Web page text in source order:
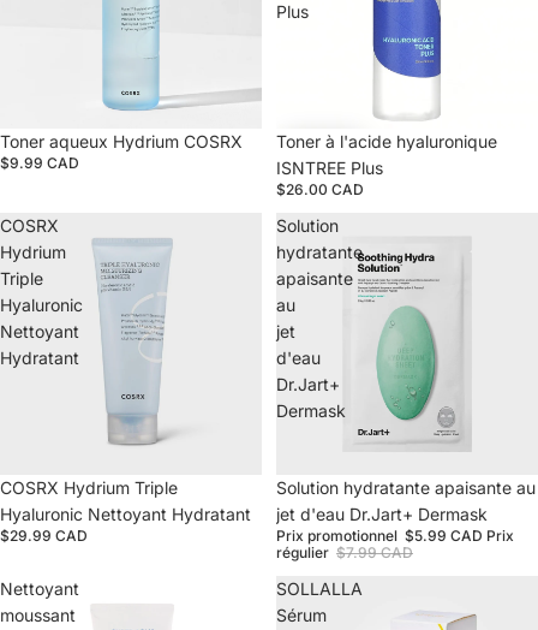
Épuisé
Toner aqueux Hydrium COSRX
$9.99 CAD
Plus
Toner à l'acide hyaluronique
ISNTREE Plus
$26.00 CAD
COSRX
Hydrium
Triple
Hyaluronic
Nettoyant
Hydratant
Épuisé
COSRX Hydrium Triple
Hyaluronic Nettoyant Hydratant
$29.99 CAD
Solution
hydratante
apaisante
au
jet
d'eau
Dr.Jart+
Dermask
Épuisé
Solution hydratante apaisante au
jet d'eau Dr.Jart+ Dermask
Prix promotionnel $5.99 CAD Prix
régulier $7.99 CAD
Nettoyant
moussant
SOLLALLA
Sérum